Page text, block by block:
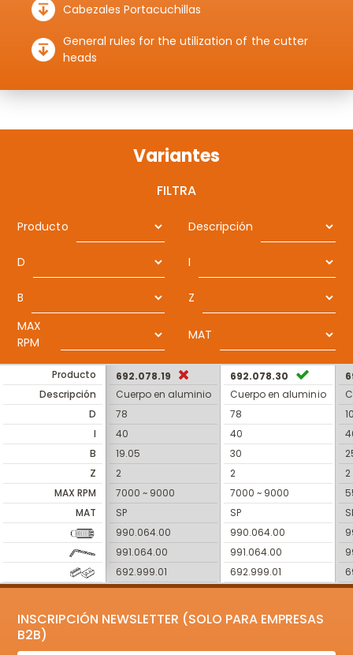
Cabezales Portacuchillas
General rules for the utilization of the cutter
heads
Variantes
FILTRA
Producto Descripción
D I
B
Z
MAX
RPM
MAT
Producto
Descripción
D
I
B
Z
MAX RPM
MAT
692.078.19
Cuerpo en aluminio
78
40
19.05
2
7000 ~ 9000
SP
990.064.00
991.064.00
692.999.01
692.078.30
Cuerpo en aluminio
78
40
30
2
7000 ~ 9000
SP
990.064.00
991.064.00
692.999.01
2
INSCRIPCIÓN NEWSLETTER (SOLO PARA EMPRESAS
B2B)